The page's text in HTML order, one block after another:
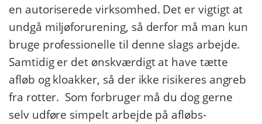
en autoriserede virksomhed. Det er vigtigt at
undgå miljøforurening, så derfor må man kun
bruge professionelle til denne slags arbejde.
Samtidig er det ønskværdigt at have tætte
afløb og kloakker, så der ikke risikeres angreb
fra rotter. Som forbruger må du dog gerne
selv udføre simpelt arbejde på afløbs-